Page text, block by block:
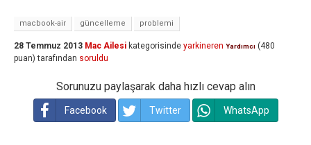
macbook-air güncelleme problemi
28 Temmuz 2013 Mac Ailesi kategorisinde yarkineren Yardımcı (480
puan) tarafından soruldu
Sorunuzu paylaşarak daha hızlı cevap alın
Facebook Twitter WhatsApp